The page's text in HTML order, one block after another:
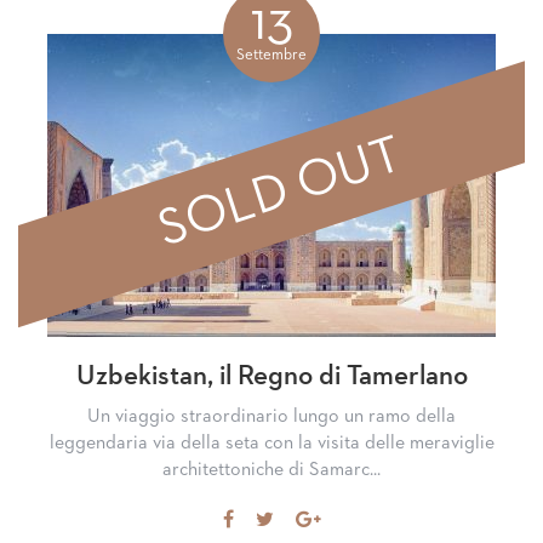
13
Settembre
SOLD OUT
Uzbekistan, il Regno di Tamerlano
Un viaggio straordinario lungo un ramo della
leggendaria via della seta con la visita delle meraviglie
architettoniche di Samarc...
ShareTweetShare